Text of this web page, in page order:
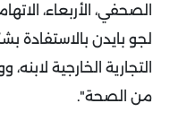
الصحفي، الأربعاء،
لجو بايدن
التجارية الخارجية
من الصحة".